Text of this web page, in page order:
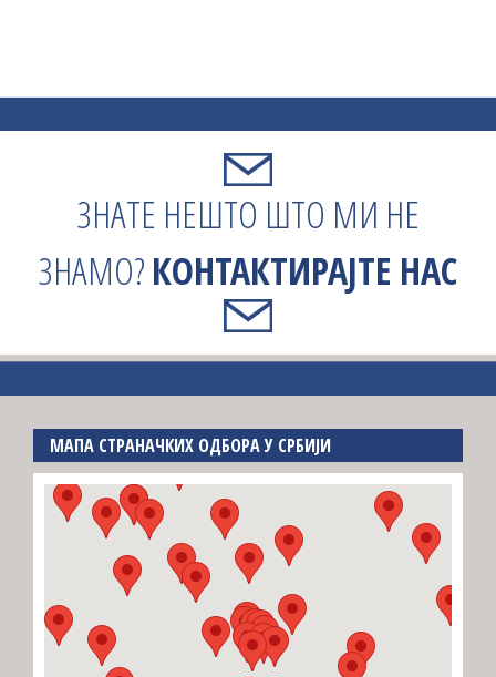
ЗНАТЕ НЕШТО ШТО МИ НЕ
ЗНАМО?КОНТАКТИРАЈТЕ НАС
МАПА СТРАНАЧКИХ ОДБОРА У СРБИЈИ